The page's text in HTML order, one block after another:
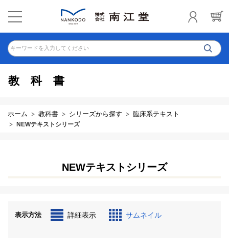
キーワードを入力してください
教科書
ホーム 教科書 シリーズから探す 臨床系テキスト
NEWテキストシリーズ
NEWテキストシリーズ
表示方法 詳細表示 サムネイル